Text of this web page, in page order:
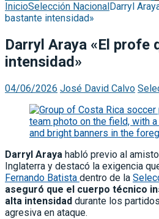
InicioSelección NacionalDarryl
bastante intensidad»
Darryl Araya «El profe
intensidad»
04/06/2026 José David Calvo
Darryl Araya habló previo al
Inglaterra y destacó la exigencia
Fernando Batista dentro de la
aseguró que el cuerpo técnico
alta intensidad durante los
agresiva en ataque.